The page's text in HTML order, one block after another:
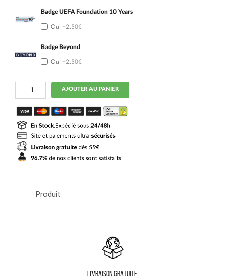
Badge UEFA Foundation 10 Years
Oui +2.50€
Badge Beyond
Oui +2.50€
quantité
MAILLOT
PSG
EXTERIEUR
2023
2024
FEMME
KIMPEMBE
AJOUTER AU PANIER
Produit
LIVRAISON GRATUITE